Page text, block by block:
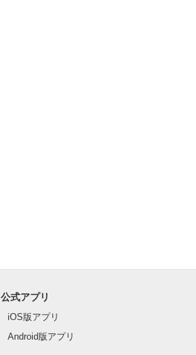
公式アプリ
iOS版アプリ
Android版アプリ